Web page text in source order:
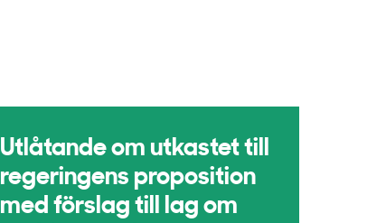
Utlåtande om utkastet till
regeringens proposition
med förslag till lag om